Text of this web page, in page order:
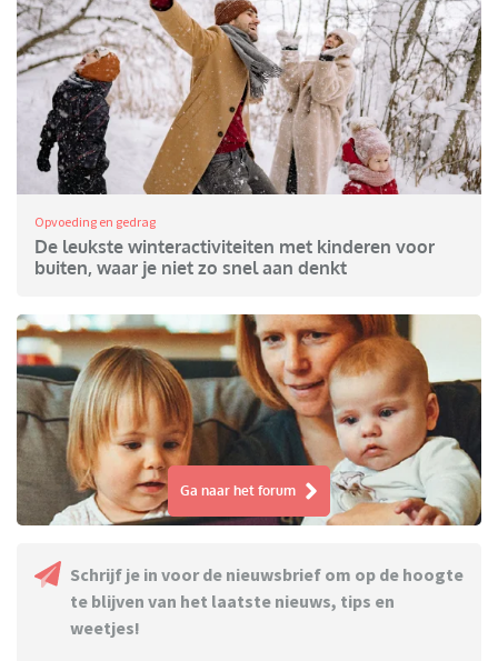
Opvoeding en gedrag
De leukste winteractiviteiten met kinderen voor
buiten, waar je niet zo snel aan denkt
Ga naar het forum
Schrijf je in voor de nieuwsbrief om op de hoogte
te blijven van het laatste nieuws, tips en
weetjes!